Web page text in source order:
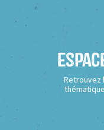
Retrouvez